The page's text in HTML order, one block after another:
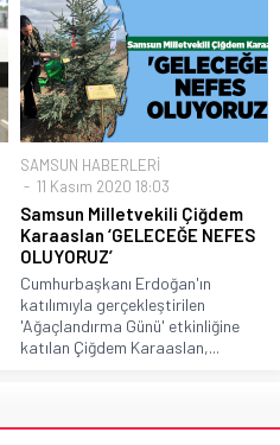
SAMSUN HABERLERİ
11 Kasım 2020 18:03
Samsun Milletvekili Çiğdem
Karaaslan ‘GELECEĞE NEFES
OLUYORUZ’
Cumhurbaşkanı Erdoğan'ın
katılımıyla gerçekleştirilen
'Ağaçlandırma Günü' etkinliğine
katılan Çiğdem Karaaslan,...